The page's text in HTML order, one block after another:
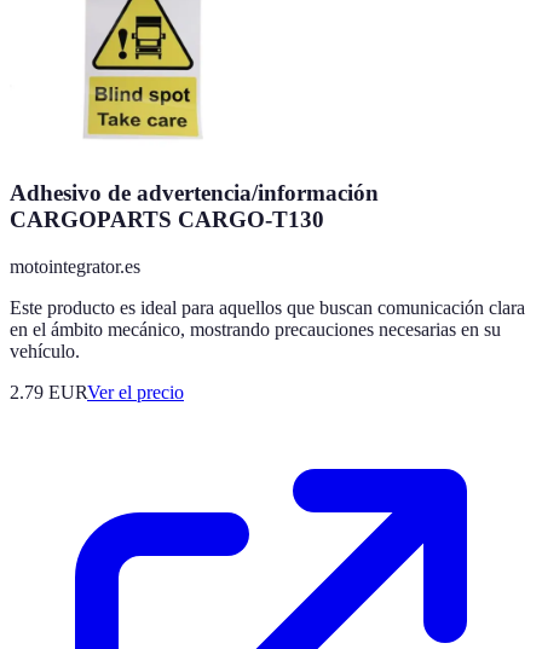
Adhesivo de advertencia/información
CARGOPARTS CARGO-T130
motointegrator.es
Este producto es ideal para aquellos que buscan comunicación clara
en el ámbito mecánico, mostrando precauciones necesarias en su
vehículo.
2.79 EURVer el precio